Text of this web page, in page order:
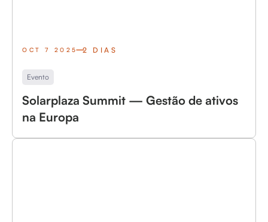
OCT 7 2025 2 DIAS
Evento
Solarplaza Summit — Gestão de ativos
na Europa